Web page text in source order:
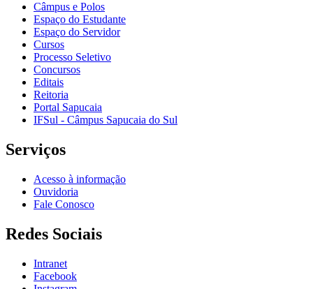
Câmpus e Polos
Espaço do Estudante
Espaço do Servidor
Cursos
Processo Seletivo
Concursos
Editais
Reitoria
Portal Sapucaia
IFSul - Câmpus Sapucaia do Sul
Serviços
Acesso à informação
Ouvidoria
Fale Conosco
Redes Sociais
Intranet
Facebook